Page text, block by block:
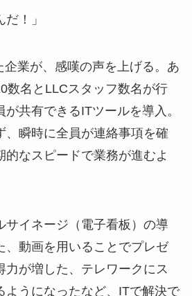
！」
業が、感嘆の声を上げる。あ
数名とLLCスタッフ数名が行
共有できるITツールを導入。
、瞬時に全員が連絡事項を確
的なスピードで業務が進むよ
サイネージ（電子看板）の導
、動画を用いることでプレゼ
力が増した、テレワークにス
ようになったなど、ITで解決で